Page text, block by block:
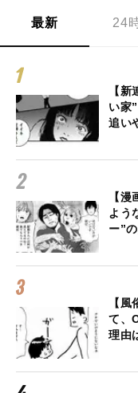
最新 24
【
い家
追い
【
よう
ー”
【
て、
理由